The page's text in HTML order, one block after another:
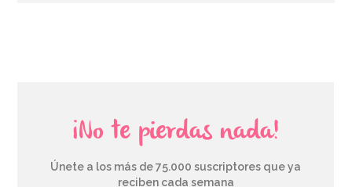
¡No te pierdas nada!
Únete a los más de 75.000 suscriptores que ya
reciben cada semana